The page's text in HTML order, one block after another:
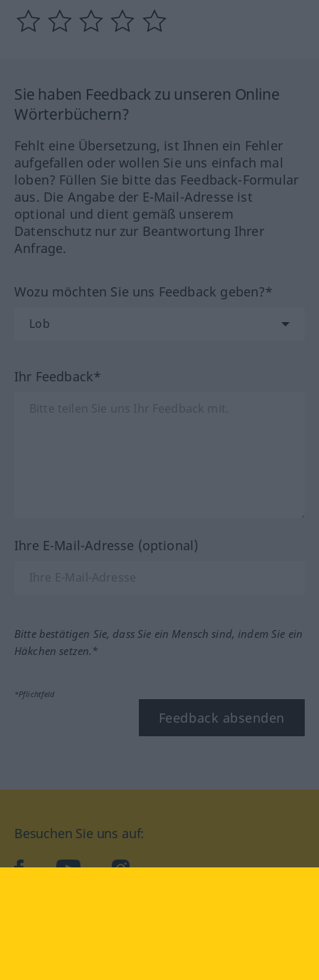
Sie haben Feedback zu unseren Online
Wörterbüchern?
Fehlt eine Übersetzung, ist Ihnen ein Fehler
aufgefallen oder wollen Sie uns einfach mal
loben? Füllen Sie bitte das Feedback-Formular
aus. Die Angabe der E-Mail-Adresse ist
optional und dient gemäß unserem
Datenschutz nur zur Beantwortung Ihrer
Anfrage.
Wozu möchten Sie uns Feedback geben?*
Ihr Feedback*
Ihre E-Mail-Adresse (optional)
Bitte bestätigen Sie, dass Sie ein Mensch sind, indem Sie ein
Häkchen setzen.*
*Pflichtfeld
Feedback absenden
Besuchen Sie uns auf:
facebookYouTube Instagram